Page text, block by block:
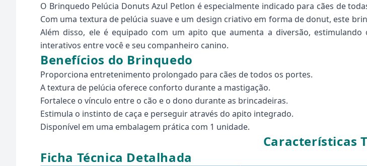
O Brinquedo Pelúcia Donuts Azul Petlon é especialmente indicado para cães de
Com uma textura de pelúcia suave e um design criativo em forma de donut, este
Além disso, ele é equipado com um apito que aumenta a diversão,
interativos entre você e seu companheiro canino.
Benefícios do Brinquedo
Proporciona entretenimento prolongado para cães de todos os portes.
A textura de pelúcia oferece conforto durante a mastigação.
Fortalece o vínculo entre o cão e o dono durante as brincadeiras.
Estimula o instinto de caça e perseguir através do apito integrado.
Disponível em uma embalagem prática com 1 unidade.
Características
Ficha Técnica Detalhada